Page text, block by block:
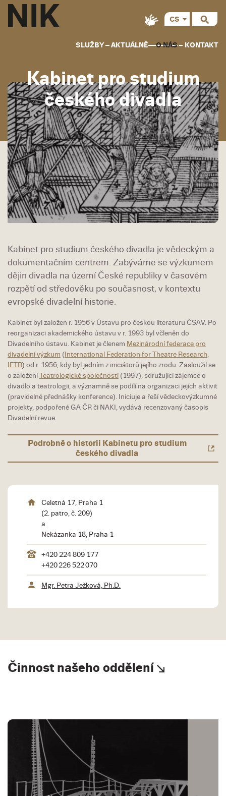
SLUŽBY AKTUÁLNĚ O NÁS KONTAKT
CS
Kabinet pro studium
českého divadla
Kabinet pro studium českého divadla je vědeckým a
dokumentačním centrem. Zabýváme se výzkumem
dějin divadla na území České republiky v časovém
rozpětí od středověku po současnost, v kontextu
evropské divadelní historie.
Kabinet byl založen r. 1956 v Ústavu pro českou literaturu ČSAV. Po
reorganizaci akademického ústavu v r. 1993 byl včleněn do
Divadelního ústavu. Kabinet je členem Mezinárodní federace pro
divadelní výzkum (International Federation for Theatre Research,
IFTR) od r. 1956, kdy byl jedním z iniciátorů jejího zrodu. Zasloužil se
o založeníTeatrologické společnosti (1997), sdružující zájemce o
divadlo a teatrologii, a významně se podílí na organizaci jejích aktivit
(pravidelné přednášky konference). Iniciuje a řeší vědeckovýzkumné
projekty, podpořené GA ČR či NAKI, vydává recenzovaný časopis
Divadelní revue.
Podrobně o historii Kabinetu pro studium
českého divadla
Celetná 17, Praha 1
(2. patro, č. 209)
a
Nekázanka 18, Praha 1
+420 224 809 177
+420 226 522 070
Mgr. Petra Ježková, Ph.D.
Činnost našeho oddělení